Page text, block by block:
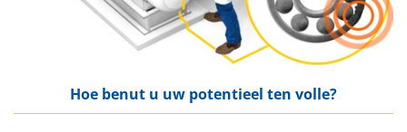
Hoe benut u uw potentieel ten volle?